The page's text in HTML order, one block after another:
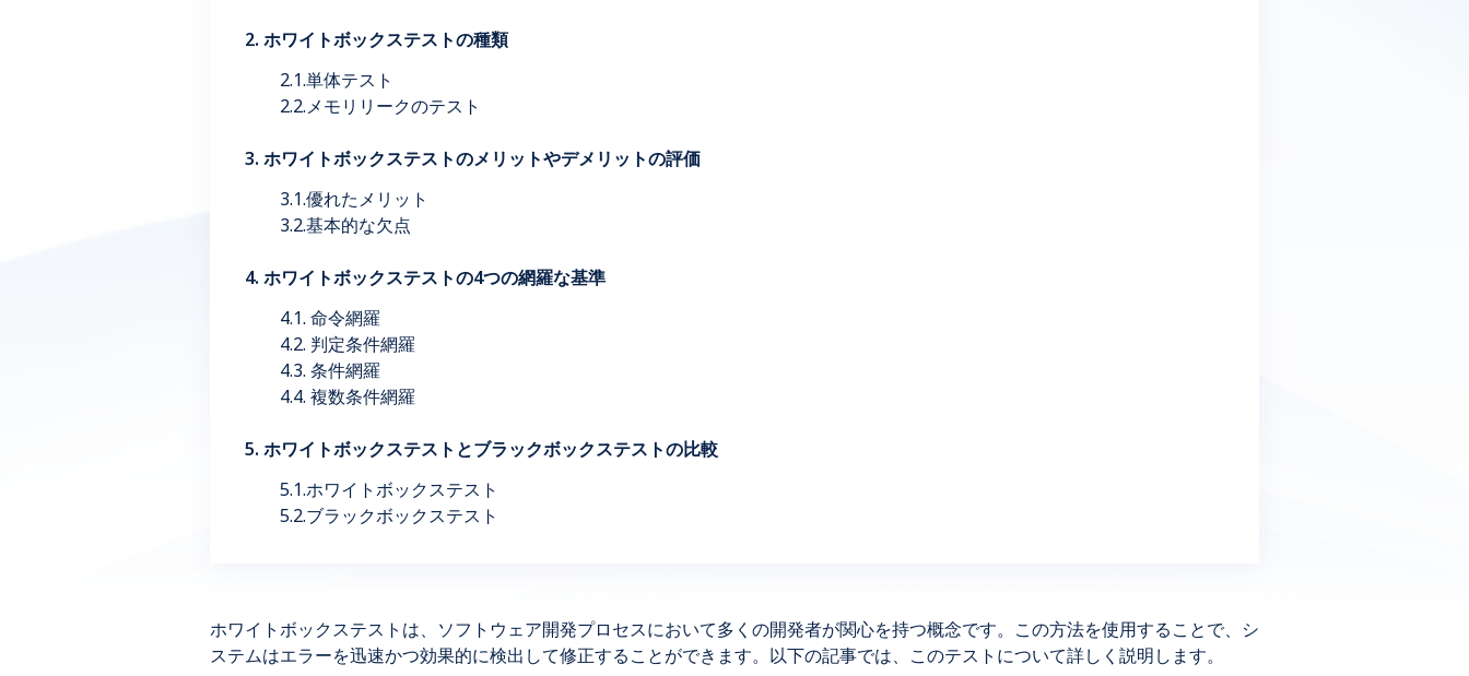
ホワイトボックステストは、ソフトウェア開発プロセスにおいて多くの開発者が関心を持つ概念です。この方法を使用することで、シ
ステムはエラーを迅速かつ効果的に検出して修正することができます。以下の記事では、このテストについて詳しく説明します。
2. ホワイトボックステストの種類
2.1.単体テスト
2.2.メモリリークのテスト
3. ホワイトボックステストのメリットやデメリットの評価
3.1.優れたメリット
3.2.基本的な欠点
4. ホワイトボックステストの4つの網羅な基準
4.1. 命令網羅
4.2. 判定条件網羅
4.3. 条件網羅
4.4. 複数条件網羅
5. ホワイトボックステストとブラックボックステストの比較
5.1.ホワイトボックステスト
5.2.ブラックボックステスト